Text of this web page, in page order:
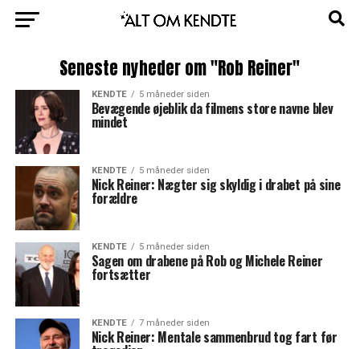
Seneste nyheder om "Rob Reiner"
KENDTE 5 måneder siden
Bevægende øjeblik da filmens store navne blev
mindet
KENDTE 5 måneder siden
Nick Reiner: Nægter sig skyldig i drabet på sine
forældre
KENDTE 5 måneder siden
Sagen om drabene på Rob og Michele Reiner
fortsætter
KENDTE 7 måneder siden
Nick Reiner: Mentale sammenbrud tog fart før